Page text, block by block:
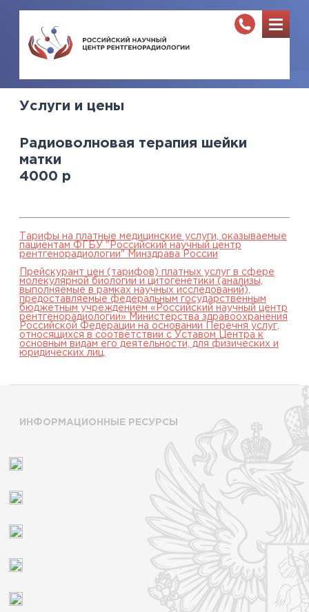
Услуги и цены
Радиоволновая терапия шейки
матки
4000 р
Тарифы на платные медицинские услуги, оказываемые
пациентам ФГБУ "Российский научный центр
рентгенорадиологии" Минздрава России
Прейскурант цен (тарифов) платных услуг в сфере
молекулярной биологии и цитогенетики (анализы,
выполняемые в рамках научных исследований),
предоставляемые федеральным государственным
бюджетным учреждением «Российский научный центр
рентгенорадиологии» Министерства здравоохранения
Российской Федерации на основании Перечня услуг,
относящихся в соответствии с Уставом Центра к
основным видам его деятельности, для физических и
юридических лиц.
ИНФОРМАЦИОННЫЕ РЕСУРСЫ